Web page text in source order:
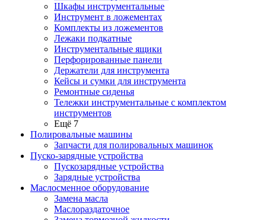
Шкафы инструментальные
Инструмент в ложементах
Комплекты из ложементов
Лежаки подкатные
Инструментальные ящики
Перфорированные панели
Держатели для инструмента
Кейсы и сумки для инструмента
Ремонтные сиденья
Тележки инструментальные с комплектом
инструментов
Ещё 7
Полировальные машины
Запчасти для полировальных машинок
Пуско-зарядные устройства
Пускозарядные устройства
Зарядные устройства
Маслосменное оборудование
Замена масла
Маслораздаточное